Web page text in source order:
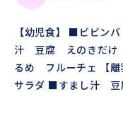
【幼児食】 ■ビビン
汁 豆腐 えのきだ
るめ フルーチェ 【
サラダ ■すまし汁